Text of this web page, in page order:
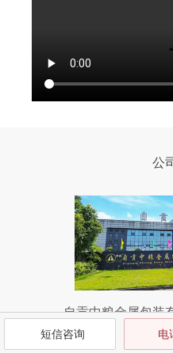
公
自贡中粮金属包装
沿滩生产基地位于四川省自贡市
短信咨询 电